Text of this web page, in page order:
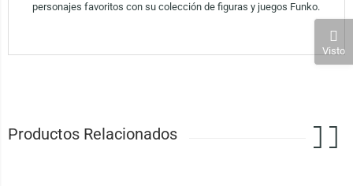
personajes favoritos con su colección de figuras y juegos Funko.
Productos Relacionados
Visto